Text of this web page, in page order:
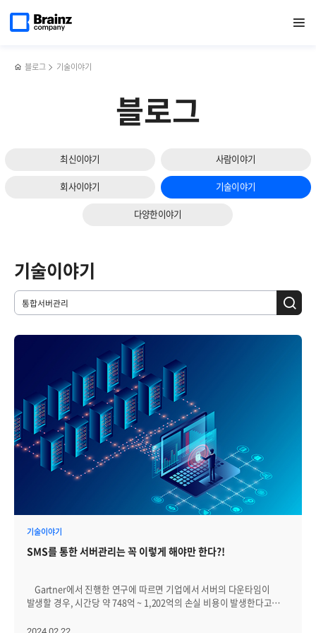
열기
페이지로
블로그 기술이야기
블로그
최신이야기 사람이야기
회사이야기 기술이야기
다양한이야기
기술이야기
기술이야기
SMS를 통한 서버관리는 꼭 이렇게 해야만 한다?!
Gartner에서 진행한 연구에 따르면 기업에서 서버의 다운타임이
발생할 경우, 시간당 약 748억 ~ 1,202억의 손실 비용이 발생한다고
경우에는, 금전적인 손실뿐 아니라 고객이탈이나 브랜드이미지 하락